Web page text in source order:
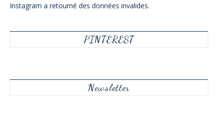
Instagram a retourné des données invalides.
PINTEREST
Newsletter